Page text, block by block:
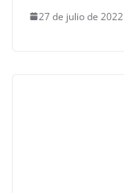
27 de julio de 2022